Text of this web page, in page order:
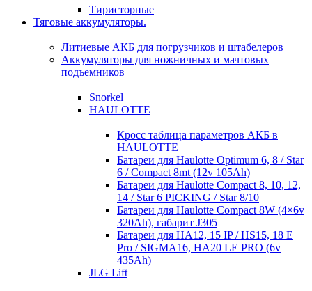
Тиристорные
Тяговые аккумуляторы.
Литиевые АКБ для погрузчиков и штабелеров
Аккумуляторы для ножничных и мачтовых
подъемников
Snorkel
HAULOTTE
Кросc таблица параметров АКБ в
HAULOTTE
Батареи для Haulotte Optimum 6, 8 / Star
6 / Compact 8mt (12v 105Ah)
Батареи для Haulotte Compact 8, 10, 12,
14 / Star 6 PICKING / Star 8/10
Батареи для Haulotte Compact 8W (4×6v
320Ah), габарит J305
Батареи для HA12, 15 IP / HS15, 18 E
Pro / SIGMA16, HA20 LE PRO (6v
435Ah)
JLG Lift